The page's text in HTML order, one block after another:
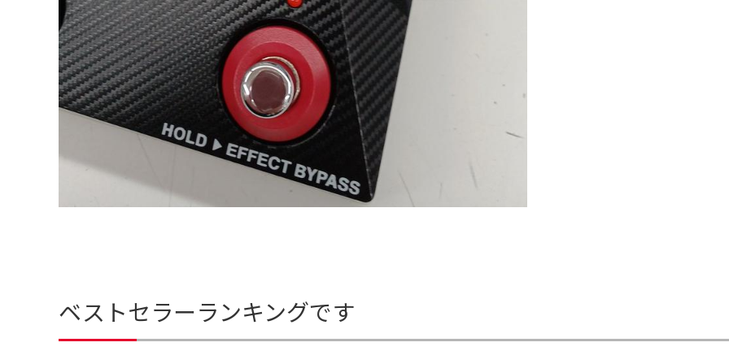
ベストセラーランキングです